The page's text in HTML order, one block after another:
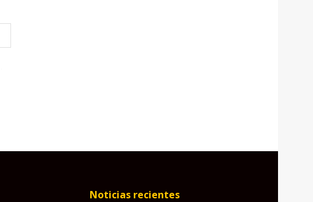
Noticias recientes